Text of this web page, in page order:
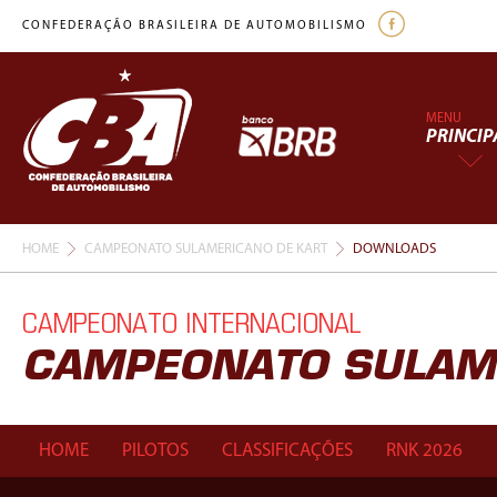
CONFEDERAÇÃO BRASILEIRA DE AUTOMOBILISMO
MENU
HOME CAMPEONATO SULAMERICANO DE KART DOWNLOADS
CAMPEONATO INTERNACIONAL
CAMPEONATO
HOME PILOTOS CLASSIFICAÇÕES RNK 2026